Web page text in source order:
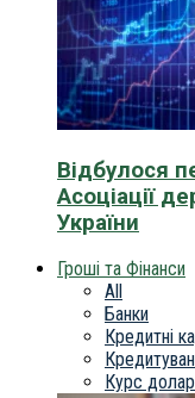
Відбулося
Асоціації
України
Гроші та Фінанси
All
Банки
Кредитні
Курс